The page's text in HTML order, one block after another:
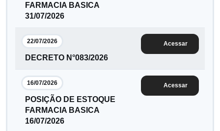
FARMACIA BASICA
31/07/2026
22/07/2026
DECRETO N°083/2026
Acessar
16/07/2026
POSIÇÃO DE ESTOQUE
FARMACIA BASICA
16/07/2026
Acessar